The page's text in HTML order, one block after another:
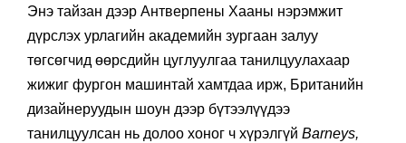
Энэ тайзан дээр Антверпены Хааны нэрэмжит
дүрслэх урлагийн академийн зургаан залуу
төгсөгчид өөрсдийн цуглуулгаа танилцуулахаар
жижиг фургон машинтай хамтдаа ирж, Британийн
дизайнеруудын шоун дээр бүтээлүүдээ
танилцуулсан нь долоо хоног ч хүрэлгүй Barneys,